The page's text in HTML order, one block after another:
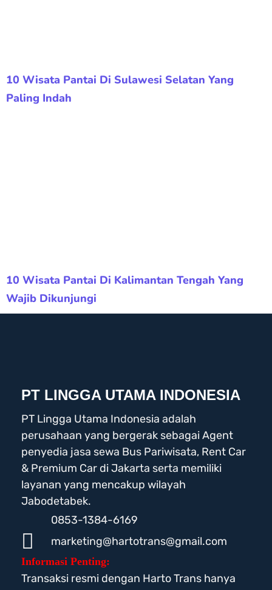
10 Wisata Pantai Di Sulawesi Selatan Yang
Paling Indah
10 Wisata Pantai Di Kalimantan Tengah Yang
Wajib Dikunjungi
PT LINGGA UTAMA INDONESIA
PT Lingga Utama Indonesia adalah
perusahaan yang bergerak sebagai Agent
penyedia jasa sewa Bus Pariwisata, Rent Car
& Premium Car di Jakarta serta memiliki
layanan yang mencakup wilayah
Jabodetabek.
0853-1384-6169
marketing@hartotrans@gmail.com
Informasi Penting:
Transaksi resmi dengan Harto Trans hanya